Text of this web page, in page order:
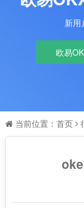
新用
欧易
当前位置： 首页